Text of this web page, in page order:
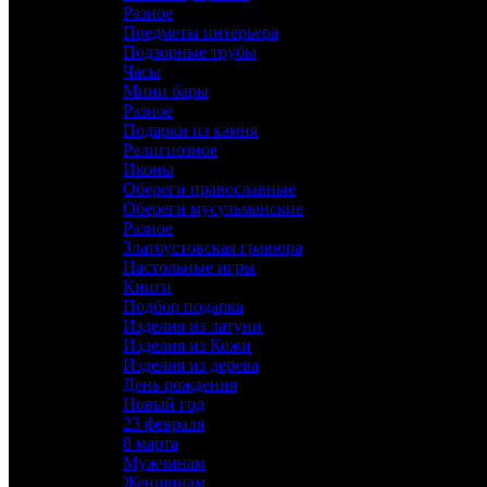
Что такое дизайнерская ключница
Дизайнерская ключница – это не просто функциональный
хранение ключей и при этом украшает пространство.
ультрасовременных моделей.
1. Настенные ключницы являются самым популярным
1) Деревянных панно с крючками
2) Металлических панелей с отделениями
3) Стеклянных конструкций с подсветкой
4) Текстильных композиций с карманами
1. Напольные ключницы представляют собой небольшие
- Могут иметь несколько ярусов
Разное
Предметы интерьера
Подзорные трубы
Часы
Мини бары
Разное
Подарки из камня
Религиозное
Иконы
Обереги православные
Обереги мусульманские
Разное
Златоустовская гравюра
Настольные игры
Книги
Подбор подарка
Изделия из латуни
Изделия из Кожи
Изделия из дерева
День рождения
Новый год
23 февраля
8 марта
Мужчинам
Женщинам